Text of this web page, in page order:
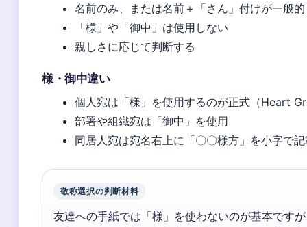
名前のみ、または名前＋「さん」付けが一般的
「様」や「御中」は使用しない
親しさに応じて判断する
様・御中違い
個人宛は「様」を使用するのが正式（Heart
部署や組織宛は「御中」を使用
同居人宛は宛名右上に「〇〇様方」を小字で
敬称選択の判断材料
友達への手紙では「様」を使わないのが基本です